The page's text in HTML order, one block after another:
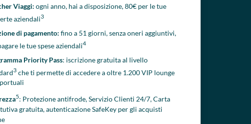
Viaggi: ogni anno, hai a disposizione, 80€ per le tue
aziendali3
di pagamento: fino a 51 giorni, senza oneri aggiuntivi,
le tue spese aziendali4
Priority Pass: iscrizione gratuita al livello
3 che ti permette di accedere a oltre 1.200 VIP lounge
5: Protezione antifrode, Servizio Clienti 24/7, Carta
gratuita, autenticazione SafeKey per gli acquisti